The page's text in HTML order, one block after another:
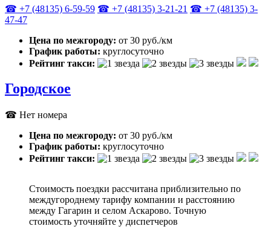
☎ +7 (48135) 6-59-59 ☎ +7 (48135) 3-21-21 ☎ +7 (48135) 3-
47-47
Цена по межгороду: от 30 руб./км
График работы: круглосуточно
Рейтинг такси:
Городское
☎ Нет номера
Цена по межгороду: от 30 руб./км
График работы: круглосуточно
Рейтинг такси:
Стоимость поездки рассчитана приблизительно по
междугороднему тарифу компании и расстоянию
между Гагарин и селом Аскарово. Точную
стоимость уточняйте у диспетчеров